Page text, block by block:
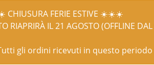
FERIE ESTIVE ☀️☀️☀️
RIAPRIRÀ IL 21 AGOSTO (OFFLINE
gli ordini ricevuti in questo